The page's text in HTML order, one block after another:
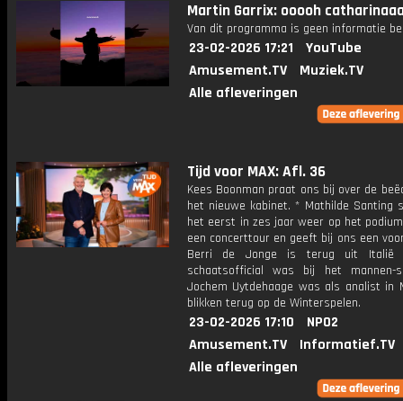
Martin Garrix: ooooh
Van dit programma is geen informatie
23-02-2026 17:21
YouTube
Amusement.TV
Muziek.TV
Alle afleveringen
Tijd voor MAX: Afl. 36
Kees Boonman praat ons bij over de
het nieuwe kabinet. * Mathilde Santing
het eerst in zes jaar weer op het
een concerttour en geeft bij ons een
Berri de Jonge is terug uit Italië
schaatsofficial was bij het mannen-
Jochem Uytdehaage was als analist in
blikken terug op de Winterspelen.
23-02-2026 17:10
NPO2
Amusement.TV
Informatief.TV
Alle afleveringen